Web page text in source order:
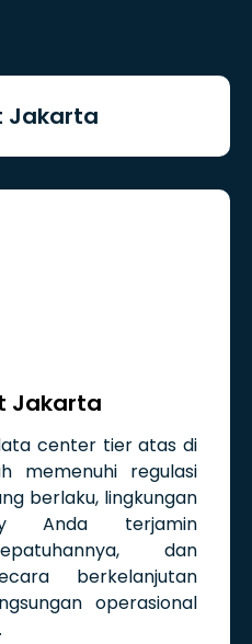
Jakarta
Jakarta
center tier atas di
memenuhi regulasi
berlaku, lingkungan
Anda terjamin
dan
berkelanjutan
operasional